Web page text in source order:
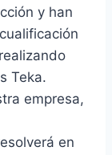
y han
Teka.
empresa,
en